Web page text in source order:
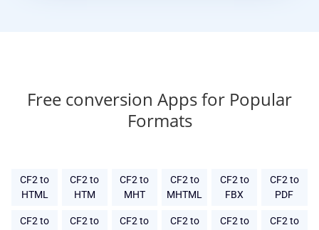
Free conversion Apps for Popular
Formats
CF2 to
HTML
CF2 to
HTM
CF2 to
MHT
CF2 to
MHTML
CF2 to
FBX
CF2 to
PDF
CF2 to
CF2 to
CF2 to
CF2 to
CF2 to
CF2 to